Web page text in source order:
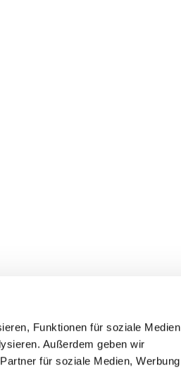
Funktionen für soziale Medien
Außerdem geben wir
für soziale Medien, Werbung